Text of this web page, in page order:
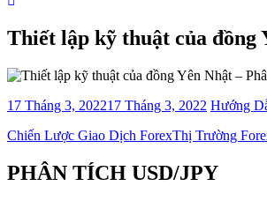
Thiết lập kỹ thuật của đồng
17 Tháng 3, 202217 Tháng 3, 2022 Hướng
Categories
Chiến Lược Giao Dịch ForexThị Trường
PHÂN TÍCH USD/JPY